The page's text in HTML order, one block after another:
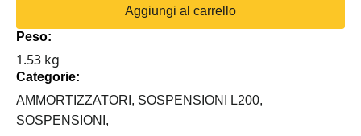
FINO
AL
2006
quantità
Aggiungi al carrello
Peso:
1.53 kg
Categorie:
AMMORTIZZATORI, SOSPENSIONI L200,
SOSPENSIONI,